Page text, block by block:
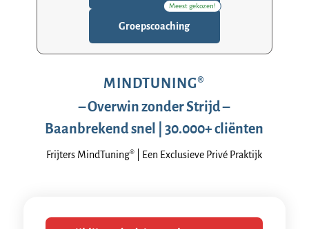
Meest gekozen!
Groepscoaching
MINDTUNING®
– Overwin zonder Strijd –
Baanbrekend snel | 30.000+ cliënten
Frijters MindTuning® | Een Exclusieve Privé Praktijk